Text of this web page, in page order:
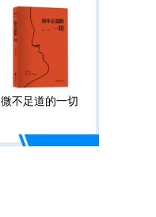
微不足道的一切